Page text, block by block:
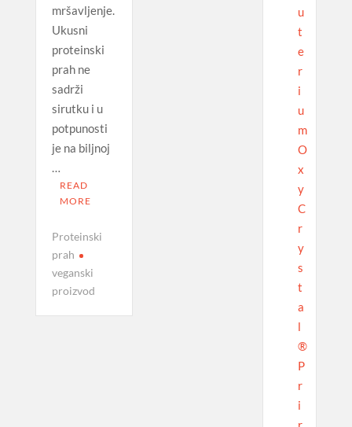
mršavljenje.
Ukusni
proteinski
prah ne
sadrži
sirutku i u
potpunosti
je na biljnoj
READ
MORE
Proteinski
prah
veganski
proizvod
u
t
e
r
i
u
m
O
x
y
C
r
y
s
t
a
l
®
P
r
i